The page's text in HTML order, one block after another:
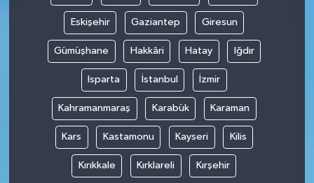
Eskişehir Gaziantep Giresun
Gümüşhane Hakkâri Hatay Iğdır
Isparta İstanbul İzmir
Kahramanmaraş Karabük Karaman
Kars Kastamonu Kayseri Kilis
Kırıkkale Kırklareli Kırşehir